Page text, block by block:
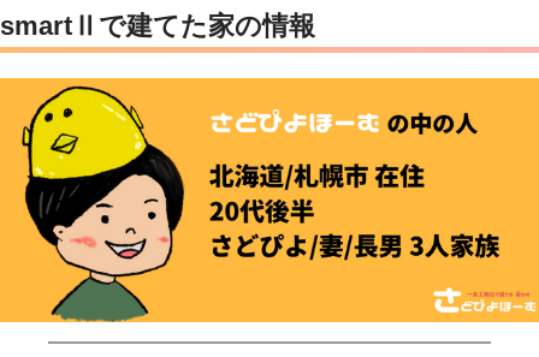
smartⅡで建てた家の情報